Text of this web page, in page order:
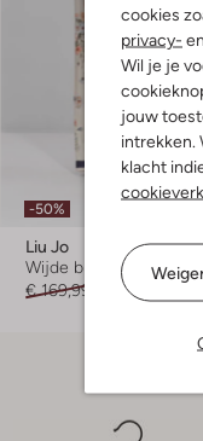
cookies
privacy- en
Wil je je
jouw
intrekken.
klacht
-50%
Liu Jo
Wijde broek
€ 169,99
€ 84,99